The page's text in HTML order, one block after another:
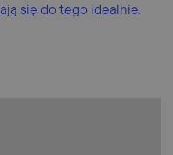
się do tego idealnie.